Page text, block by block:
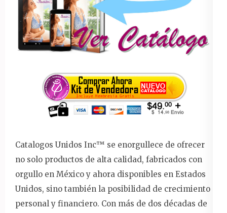
Catalogos Unidos Inc™️ se enorgullece de ofrecer
no solo productos de alta calidad, fabricados con
orgullo en México y ahora disponibles en Estados
Unidos, sino también la posibilidad de crecimiento
personal y financiero. Con más de dos décadas de